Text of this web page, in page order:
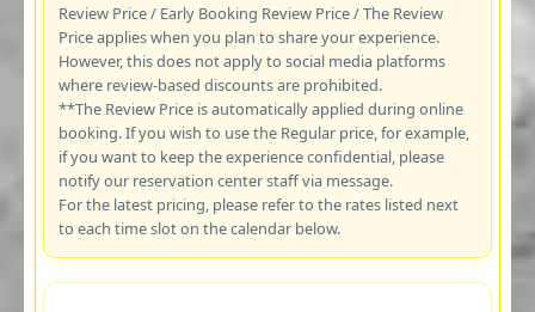
Review Price / Early Booking Review Price / The Review
Price applies when you plan to share your experience.
However, this does not apply to social media platforms
where review-based discounts are prohibited.
**The Review Price is automatically applied during online
booking. If you wish to use the Regular price, for example,
if you want to keep the experience confidential, please
notify our reservation center staff via message.
For the latest pricing, please refer to the rates listed next
to each time slot on the calendar below.